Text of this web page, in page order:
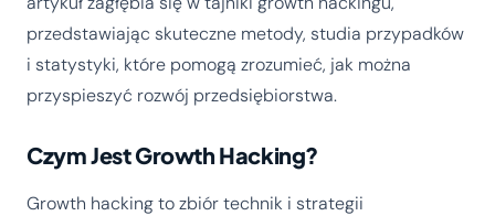
przedstawiając skuteczne metody, studia przypadków
i statystyki, które pomogą zrozumieć, jak można
przyspieszyć rozwój przedsiębiorstwa.
Czym Jest Growth Hacking?
Growth hacking to zbiór technik i strategii